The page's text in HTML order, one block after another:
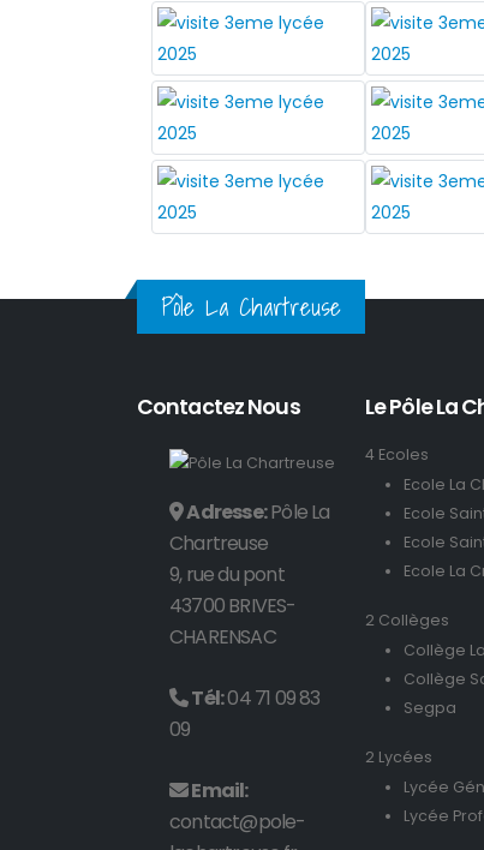
Pôle La Chartreuse
Contactez Nous
Adresse:Pôle La
Chartreuse
9, rue du pont
43700 BRIVES-
CHARENSAC
Tél:04 71 09 83
09
Email:
contact@pole-
Le Pôle La
4 Ecoles
Ecole La
Ecole
Ecole
Ecole La
2 Collèges
Collège
Collège
Segpa
2 Lycées
Lycée
Lycée